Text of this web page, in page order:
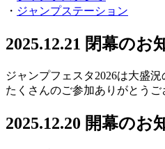
・ ジャンプステーション
2025.12.21 閉幕のお
ジャンプフェスタ2026は大盛況
たくさんのご参加ありがとうご
2025.12.20 開幕のお